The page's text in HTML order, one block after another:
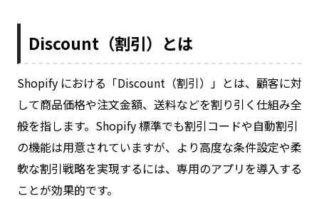
Discount（割引）とは
Shopify における「Discount（割引）」とは、顧客に対
して商品価格や注文金額、送料などを割り引く仕組み全
般を指します。Shopify 標準でも割引コードや自動割引
の機能は用意されていますが、より高度な条件設定や柔
軟な割引戦略を実現するには、専用のアプリを導入する
ことが効果的です。